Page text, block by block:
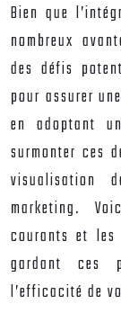
Bien que
nombreux
des défis
pour assurer
en adoptant
surmonter ces
visualisation
marketing.
courants et les
gardant ces
l’efficacité de